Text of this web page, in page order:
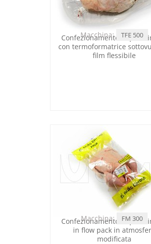
Confezionamento di pollo
con termoformatrice
film flessibile
Macchina: TFE 500
Confezionamento di pollo
in flow pack in
modificata
Macchina: FM 300